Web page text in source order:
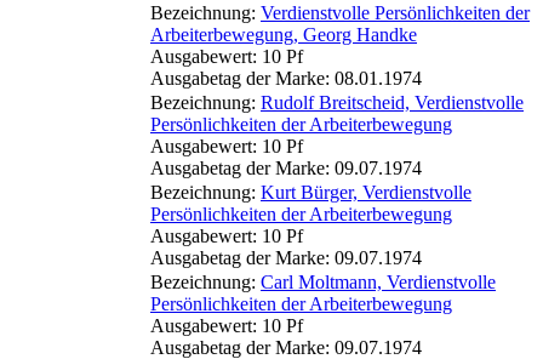
Bezeichnung: Verdienstvolle Persönlichkeiten der
Arbeiterbewegung, Georg Handke
Ausgabewert: 10 Pf
Ausgabetag der Marke: 08.01.1974
Bezeichnung: Rudolf Breitscheid, Verdienstvolle
Persönlichkeiten der Arbeiterbewegung
Ausgabewert: 10 Pf
Ausgabetag der Marke: 09.07.1974
Bezeichnung: Kurt Bürger, Verdienstvolle
Persönlichkeiten der Arbeiterbewegung
Ausgabewert: 10 Pf
Ausgabetag der Marke: 09.07.1974
Bezeichnung: Carl Moltmann, Verdienstvolle
Persönlichkeiten der Arbeiterbewegung
Ausgabewert: 10 Pf
Ausgabetag der Marke: 09.07.1974